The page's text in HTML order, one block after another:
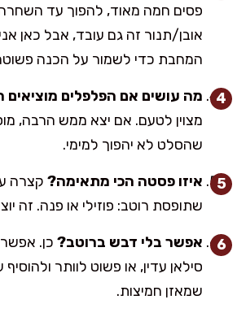
פסים חמה מאוד, להפוך עד
אובן/תנור זה גם עובד, אבל כאן
המחבת כדי לשמור על הכנה
מה עושים אם הפלפלים מוציאים
מצוין לטעם. אם יצא ממש הרבה,
שהסלט לא יהפוך למימי.
איזו פסטה הכי מתאימה? קצרה
שתופסת רוטב: פוזילי או פנה. זה
אפשר בלי דבש ברוטב? כן.
סילאן עדין, או פשוט לוותר
שמאזן חמיצות.